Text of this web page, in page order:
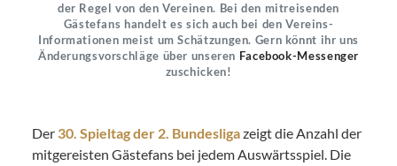
der Regel von den Vereinen. Bei den mitreisenden
Gästefans handelt es sich auch bei den Vereins-
Informationen meist um Schätzungen. Gern könnt ihr uns
Änderungsvorschläge über unseren Facebook-Messenger
zuschicken!
Der 30. Spieltag der 2. Bundesligazeigt die Anzahl der
mitgereisten Gästefans bei jedem Auswärtsspiel. Die